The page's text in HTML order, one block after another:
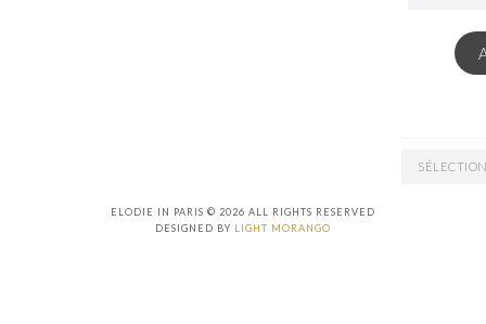
ARCHIVES
ELODIE IN PARIS © 2026 ALL RIGHTS RESERVED
DESIGNED BY LIGHT MORANGO